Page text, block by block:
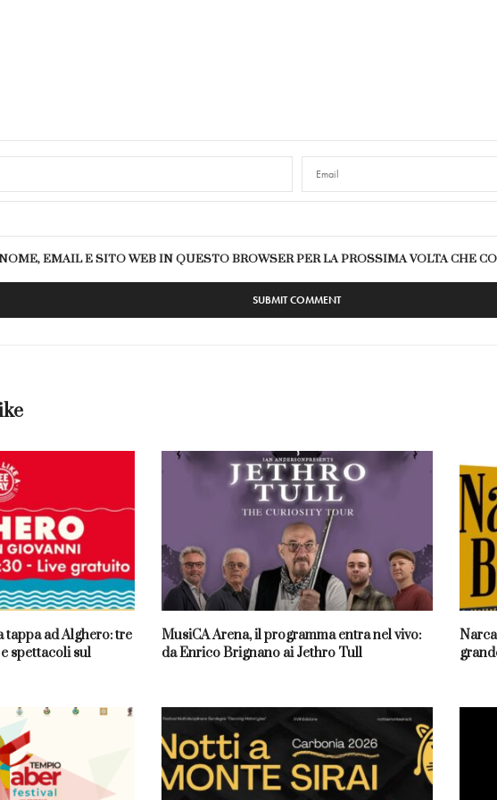
EMAIL E SITO WEB IN QUESTO BROWSER PER LA PROSSIMA VOLTA CHE
tappa ad Alghero: tre
spettacoli sul
MusiCA Arena, il programma entra nel vivo:
da Enrico Brignano ai Jethro Tull